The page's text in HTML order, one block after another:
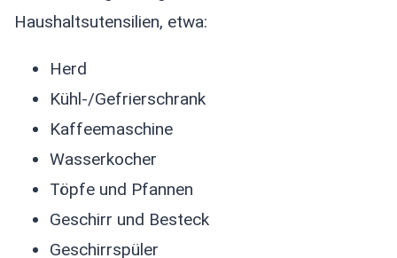
Haushaltsutensilien, etwa:
Herd
Kühl-/Gefrierschrank
Kaffeemaschine
Wasserkocher
Töpfe und Pfannen
Geschirr und Besteck
Geschirrspüler